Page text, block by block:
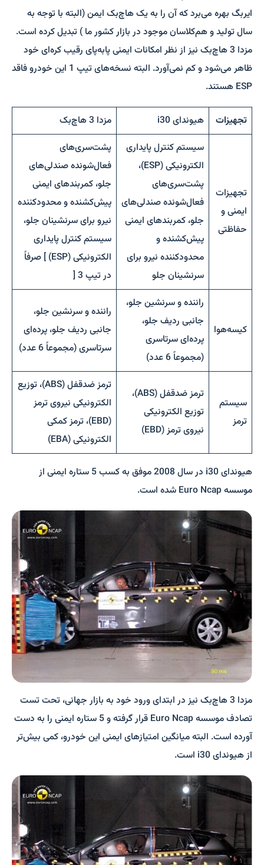
ایربگ بهره می‌برد که آن را به یک هاچ‌بک ایمن (البته با توجه به
سال تولید و هم‌کلاسان موجود در بازار کشور ما ) تبدیل کرده است.
مزدا 3 هاچ‌بک نیز از نظر امکانات ایمنی پابه‌پای رقیب کره‌ای خود
ظاهر می‌شود و کم نمی‌آورد. البته نسخه‌های تیپ 1 این خودرو فاقد
ESP هستند.
تجهیزات هیوندای i30 مزدا 3 هاچ‌بک
تجهیزات
ایمنی و
حفاظتی
سیستم کنترل پایداری
الکترونیکی (ESP)،
پشت‌سری‌های
فعال‌شونده صندلی‌های
جلو، کمربندهای ایمنی
پیش‌کشنده و
محدودکننده نیرو برای
سرنشینان جلو
پشت‌سری‌های
فعال‌شونده صندلی‌های
جلو، کمربندهای ایمنی
پیش‌کشنده و محدودکننده
نیرو برای سرنشینان جلو،
سیستم کنترل پایداری
الکترونیکی (ESP) ] صرفاً
در تیپ 3 [
کیسه‌هوا
راننده و سرنشین جلو،
جانبی ردیف جلو،
پرده‌ای سرتاسری
(مجموعاً 6 عدد)
راننده و سرنشین جلو،
جانبی ردیف جلو، پرده‌ای
سرتاسری (مجموعاً 6 عدد)
سیستم
ترمز
ترمز ضدقفل (ABS)،
توزیع الکترونیکی
نیروی ترمز (EBD)
ترمز ضدقفل (ABS)، توزیع
الکترونیکی نیروی ترمز
(EBD)، ترمز کمکی
الکترونیکی (EBA)
هیوندای i30 در سال 2008 موفق به کسب 5 ستاره ایمنی از
موسسه Euro Ncap شده است.
مزدا 3 هاچ‌بک نیز در ابتدای ورود خود به بازار جهانی، تحت تست
تصادف موسسه Euro Ncap قرار گرفته و 5 ستاره ایمنی را به دست
آورده است. البته میانگین امتیازهای ایمنی این خودرو، کمی بیش‌تر
از هیوندای i30 است.